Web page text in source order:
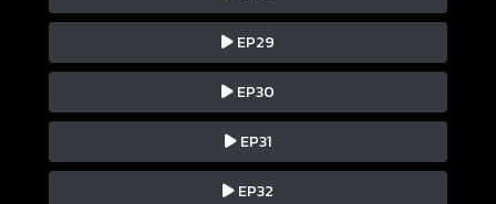
EP29
EP30
EP31
EP32